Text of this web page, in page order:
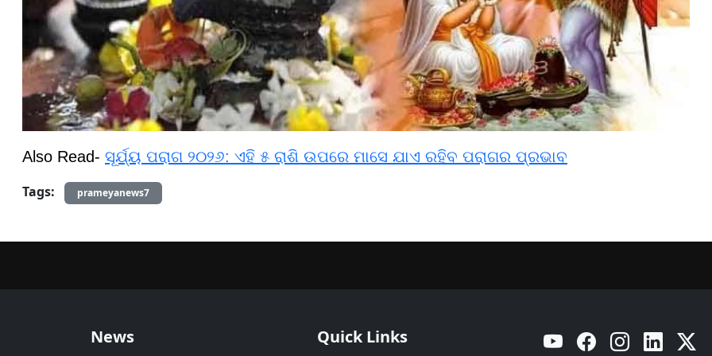
Also Read- ସୂର୍ଯ୍ୟ ପରାଗ ୨୦୨୬: ଏହି ୫ ରାଶି ଉପରେ ମାସେ ଯାଏ ରହିବ ପରାଗର ପ୍ରଭାବ
Tags:
prameyanews7
News Quick Links YouTube Facebook Instagram Linkedin